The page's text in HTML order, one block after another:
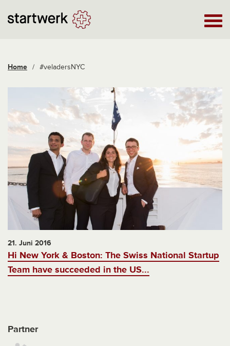
Home / #veladersNYC
21. Juni 2016
Hi New York & Boston: The Swiss National Startup
Team have succeeded in the US...
Partner